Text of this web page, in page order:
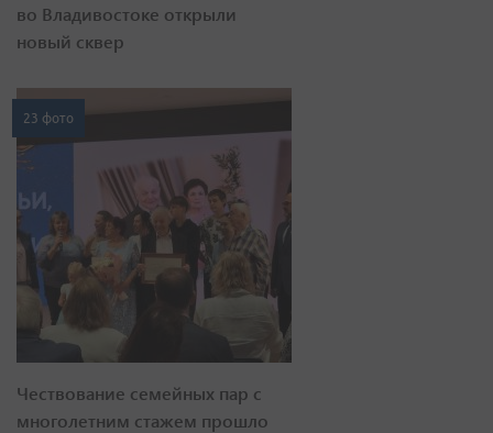
во Владивостоке открыли
новый сквер
23 фото
Чествование семейных пар с
многолетним стажем прошло